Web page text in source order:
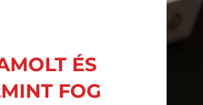
ÉS
FOG